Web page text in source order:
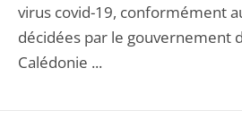
virus covid-19, conformément
décidées par le gouvernement
Calédonie ...